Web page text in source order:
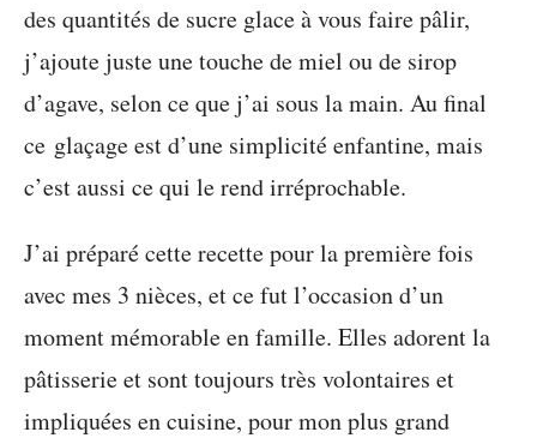
des quantités de sucre glace à vous faire pâlir,
j’ajoute juste une touche de miel ou de sirop
d’agave, selon ce que j’ai sous la main. Au final
ce glaçage est d’une simplicité enfantine, mais
c’est aussi ce qui le rend irréprochable.
J’ai préparé cette recette pour la première fois
avec mes 3 nièces, et ce fut l’occasion d’un
moment mémorable en famille. Elles adorent la
pâtisserie et sont toujours très volontaires et
impliquées en cuisine, pour mon plus grand